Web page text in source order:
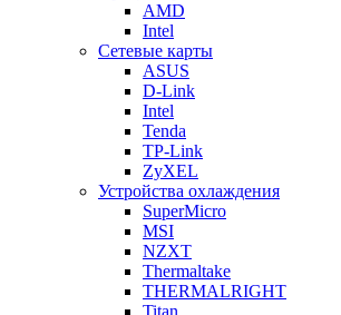
AMD
Intel
Сетевые карты
ASUS
D-Link
Intel
Tenda
TP-Link
ZyXEL
Устройства охлаждения
SuperMicro
MSI
NZXT
Thermaltake
THERMALRIGHT